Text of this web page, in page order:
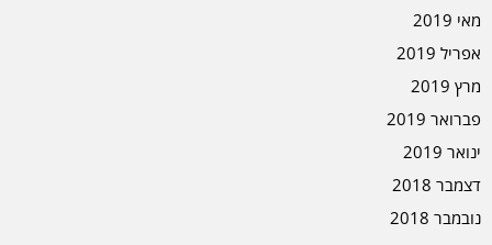
מאי 2019
אפריל 2019
מרץ 2019
פברואר 2019
ינואר 2019
דצמבר 2018
נובמבר 2018